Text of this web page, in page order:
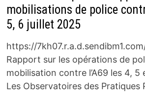
mobilisations de police
5, 6 juillet 2025
https://
Rapport sur les opérations de
mobilisation contre l’A69 les 4, 5
Les Observatoires des Pratiques